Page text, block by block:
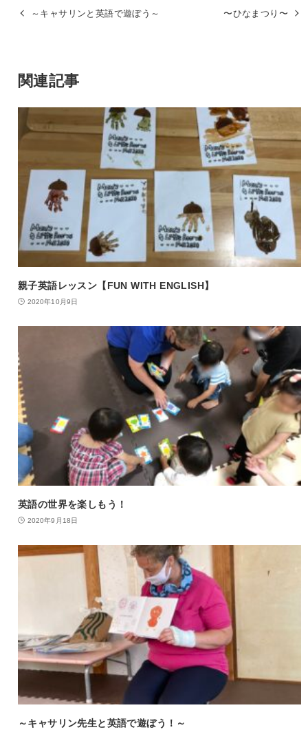
～キャサリンと英語で遊ぼう～ 〜ひなまつり〜
関連記事
親子英語レッスン【FUN WITH ENGLISH】
2020年10月9日
英語の世界を楽しもう！
2020年9月18日
～キャサリン先生と英語で遊ぼう！～